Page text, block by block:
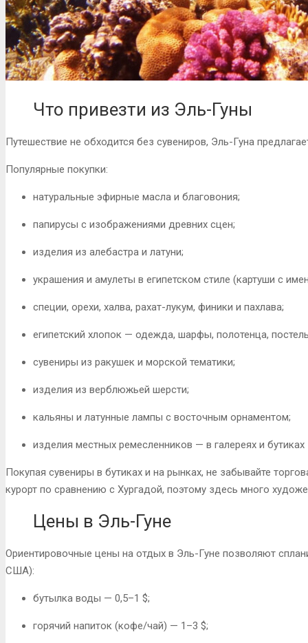
Что привезти из Эль-Гуны
Путешествие не обходится без сувениров, Эль-Гуна
Популярные покупки:
натуральные эфирные масла и благовония;
папирусы с изображениями древних сцен;
изделия из алебастра и латуни;
украшения и амулеты в египетском стиле (картуши с
специи, орехи, халва, рахат-лукум, финики и пахлава;
египетский хлопок — одежда, шарфы, полотенца,
сувениры из ракушек и морской тематики;
изделия из верблюжьей шерсти;
кальяны и латунные лампы с восточным орнаментом;
изделия местных ремесленников — в галереях и
Покупая сувениры в бутиках и на рынках, не забывайте
курорт по сравнению с Хургадой, поэтому здесь много
Цены в Эль-Гуне
Ориентировочные цены на отдых в Эль-Гуне позволяют
США):
бутылка воды — 0,5–1 $;
горячий напиток (кофе/чай) — 1–3 $;